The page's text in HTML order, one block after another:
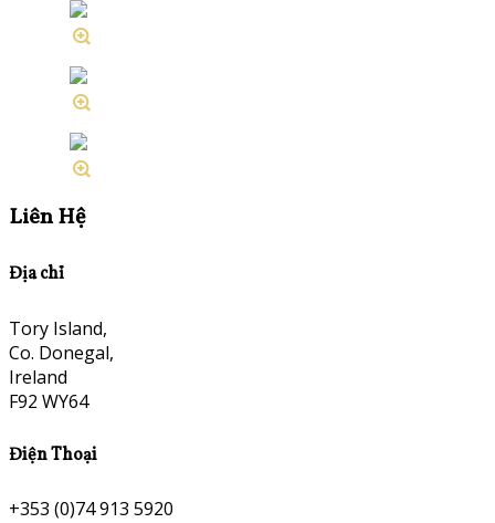
Liên Hệ
Địa chỉ
Tory Island,
Co. Donegal,
Ireland
F92 WY64
Điện Thoại
+353 (0)74 913 5920